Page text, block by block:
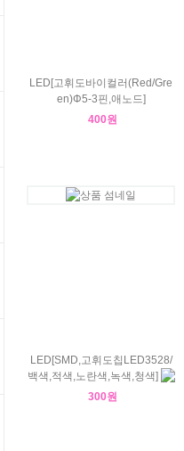
LED[고휘도바이컬러(Red/Gre
en)Φ5-3핀,애노드]
400원
LED[SMD,고휘도칩LED3528/
백색,적색,노란색,녹색,청색]
300원